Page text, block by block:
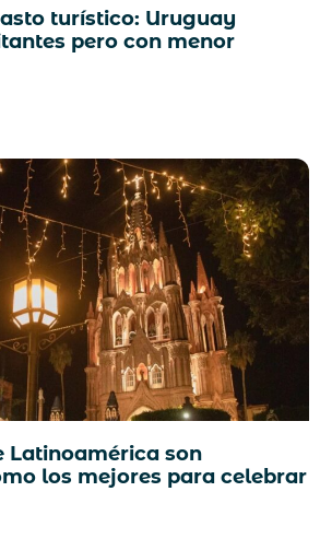
turístico: Uruguay
pero con menor
Latinoamérica son
los mejores para celebrar